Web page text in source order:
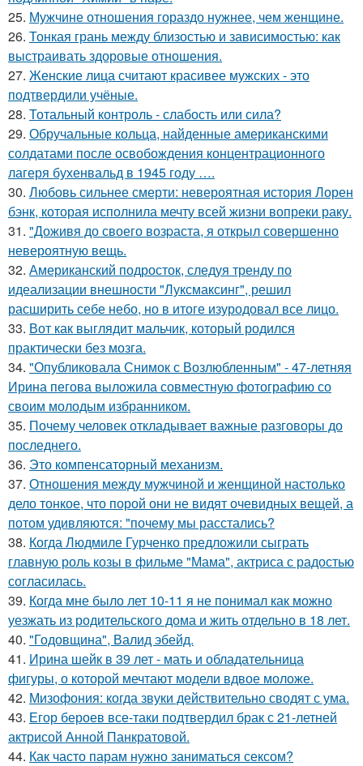
25. Мужчине отношения гораздо нужнее, чем женщине.
26. Тонкая грань между близостью и зависимостью: как
выстраивать здоровые отношения.
27. Женские лица считают красивее мужских - это
подтвердили учёные.
28. Тотальный контроль - слабость или сила?
29. Обручальные кольца, найденные американскими
солдатами после освобождения концентрационного
лагеря бухенвальд в 1945 году ….
30. Любовь сильнее смерти: невероятная история Лорен
бэнк, которая исполнила мечту всей жизни вопреки раку.
31. "Доживя до своего возpаста, я открыл совершенно
невероятную вещь.
32. Американский подросток, следуя тренду по
идеализации внешности "Луксмаксинг", решил
расширить себе небо, но в итоге изуродовал все лицо.
33. Вот как выглядит мальчик, который родился
практически без мозга.
34. "Опубликовала Снимок с Возлюбленным" - 47-летняя
Ирина пегова выложила совместную фотографию со
своим молодым избранником.
35. Почему человек откладывает важные разговоры до
последнего.
36. Это компенсаторный механизм.
37. Отношения между мужчиной и женщиной настолько
дело тонкое, что порой они не видят очевидных вещей, а
потом удивляются: "почему мы расстались?
38. Когда Людмиле Гурченко предложили сыграть
главную роль козы в фильме "Мама", актриса с радостью
согласилась.
39. Когда мне было лет 10-11 я не понимал как можно
уезжать из родительского дома и жить отдельно в 18 лет.
40. "Годовщина", Валид эбейд.
41. Ирина шейк в 39 лет - мать и обладательница
фигуры, о которой мечтают модели вдвое моложе.
42. Мизофония: когда звуки действительно сводят с ума.
43. Егор бероев все-таки подтвердил брак с 21-летней
актрисой Анной Панкратовой.
44. Как часто парам нужно заниматься сексом?